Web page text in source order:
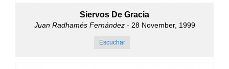
Siervos De Gracia
Juan Radhamés Fernández- 28 November, 1999
Escuchar